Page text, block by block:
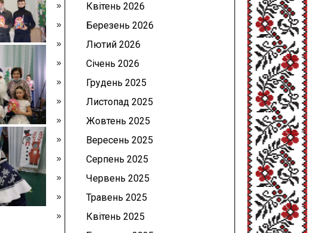
Квітень 2026
Березень 2026
Лютий 2026
Січень 2026
Грудень 2025
Листопад 2025
Жовтень 2025
Вересень 2025
Серпень 2025
Червень 2025
Травень 2025
Квітень 2025